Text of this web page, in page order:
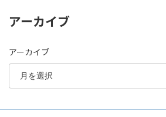
アーカイブ
アーカイブ